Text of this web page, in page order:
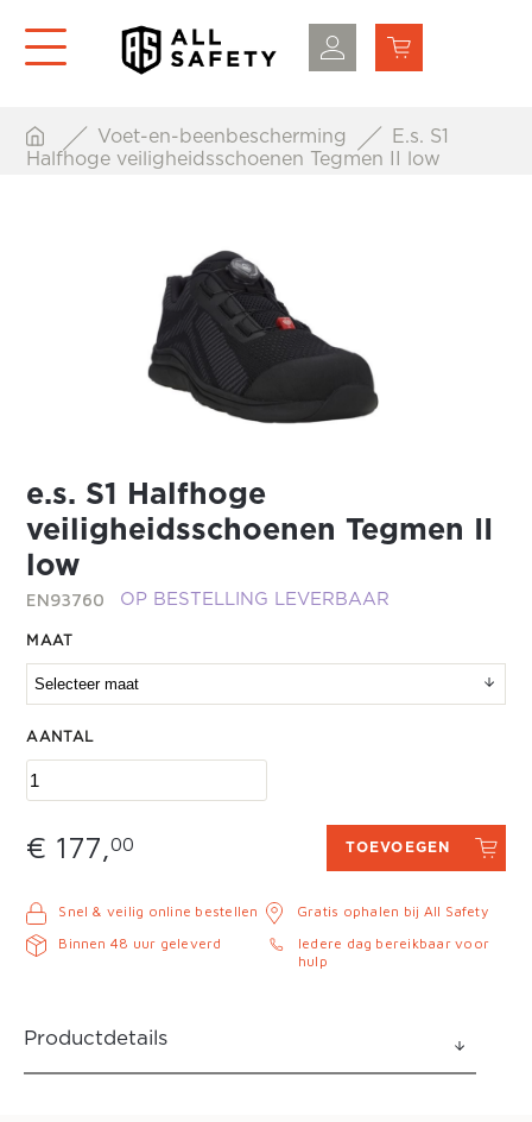
Voet-en-beenbescherming
E.s. S1
Halfhoge veiligheidsschoenen Tegmen II low
e.s. S1 Halfhoge
veiligheidsschoenen Tegmen II
low
EN93760 OP BESTELLING LEVERBAAR
MAAT
AANTAL
€ 177,00 TOEVOEGEN
Snel & veilig online bestellen
Binnen 48 uur geleverd
Gratis ophalen bij All Safety
Iedere dag bereikbaar voor
hulp
Productdetails